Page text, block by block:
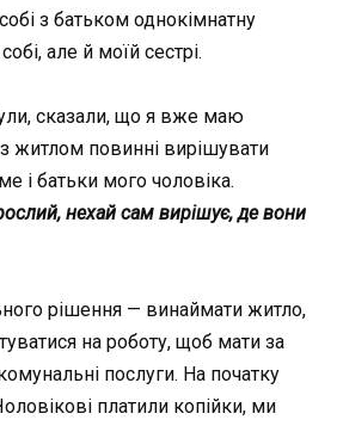
з батьком однокімнатну
але й моїй сестрі.
сказали, що я вже маю
житлом повинні вирішувати
і батьки мого чоловіка.
нехай сам вирішує, де вони
рішення — винаймати житло,
на роботу, щоб мати за
послуги. На початку
платили копійки, ми